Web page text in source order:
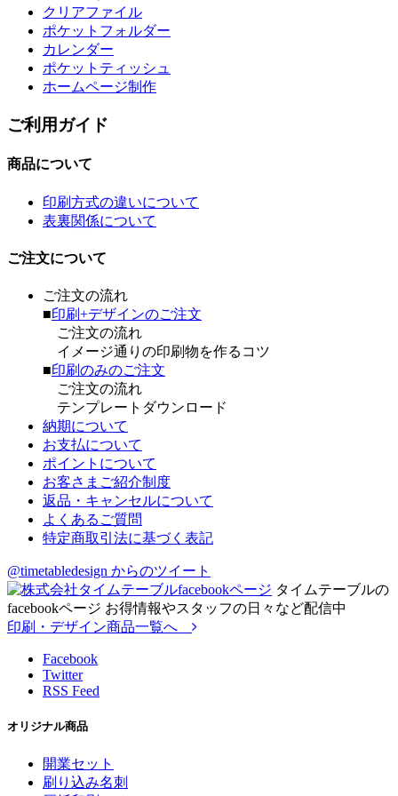
クリアファイル
ポケットフォルダー
カレンダー
ポケットティッシュ
ホームページ制作
ご利用ガイド
商品について
印刷方式の違いについて
表裏関係について
ご注文について
ご注文の流れ
■印刷+デザインのご注文
ご注文の流れ
イメージ通りの印刷物を作るコツ
■印刷のみのご注文
ご注文の流れ
テンプレートダウンロード
納期について
お支払について
ポイントについて
お客さまご紹介制度
返品・キャンセルについて
よくあるご質問
特定商取引法に基づく表記
@timetabledesign からのツイート
タイムテーブルの
facebookページ お得情報やスタッフの日々など配信中
印刷・デザイン商品一覧へ
Facebook
Twitter
RSS Feed
オリジナル商品
開業セット
刷り込み名刺